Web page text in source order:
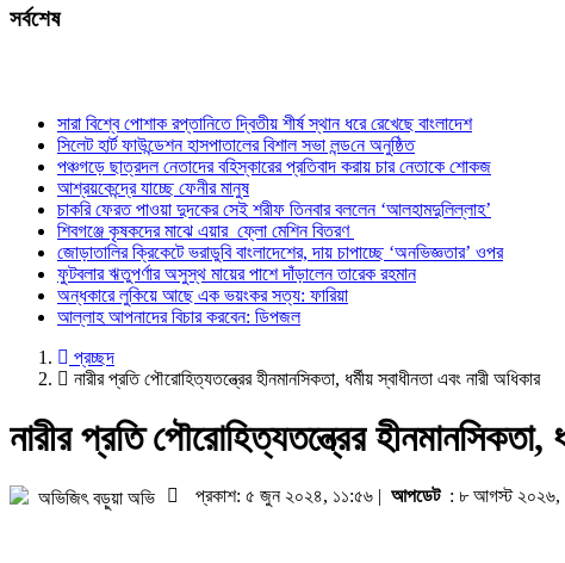
সর্বশেষ
সারা বিশ্বে পোশাক রপ্তানিতে দ্বিতীয় শীর্ষ স্থান ধরে রেখেছে বাংলাদেশ
সিলেট হার্ট ফাউন্ডেশন হাসপাতালের বিশাল সভা লন্ড‌নে অনুষ্ঠিত
পঞ্চগড়ে ছাত্রদল নেতাদের বহিস্কারের প্রতিবাদ করায় চার নেতাকে শোকজ
আশ্রয়কেন্দ্রে যাচ্ছে ফেনীর মানুষ
চাকরি ফেরত পাওয়া দুদকের সেই শরীফ তিনবার বললেন ‘আলহামদুলিল্লাহ’
শিবগঞ্জে কৃষকদের মাঝে এয়ার ফ্লো মেশিন বিতরণ
জোড়াতালির ক্রিকেটে ভরাডুবি বাংলাদেশের, দায় চাপাচ্ছে ‘অনভিজ্ঞতার’ ওপর
ফুটবলার ঋতুপর্ণার অসুস্থ মায়ের পাশে দাঁড়ালেন তারেক রহমান
অন্ধকারে লুকিয়ে আছে এক ভয়ংকর সত্য: ফারিয়া
আল্লাহ আপনাদের বিচার করবেন: ডিপজল
প্রচ্ছদ
নারীর প্রতি পৌরোহিত্যতন্ত্রের হীনমানসিকতা, ধর্মীয় স্বাধীনতা এবং নারী অধিকার
নারীর প্রতি পৌরোহিত্যতন্ত্রের হীনমানসিকতা,
অভিজিৎ বড়ুয়া অভি প্রকাশ: ৫ জুন ২০২৪, ১১:৫৬ | আপডেট: ৮ আগস্ট ২০২৬,